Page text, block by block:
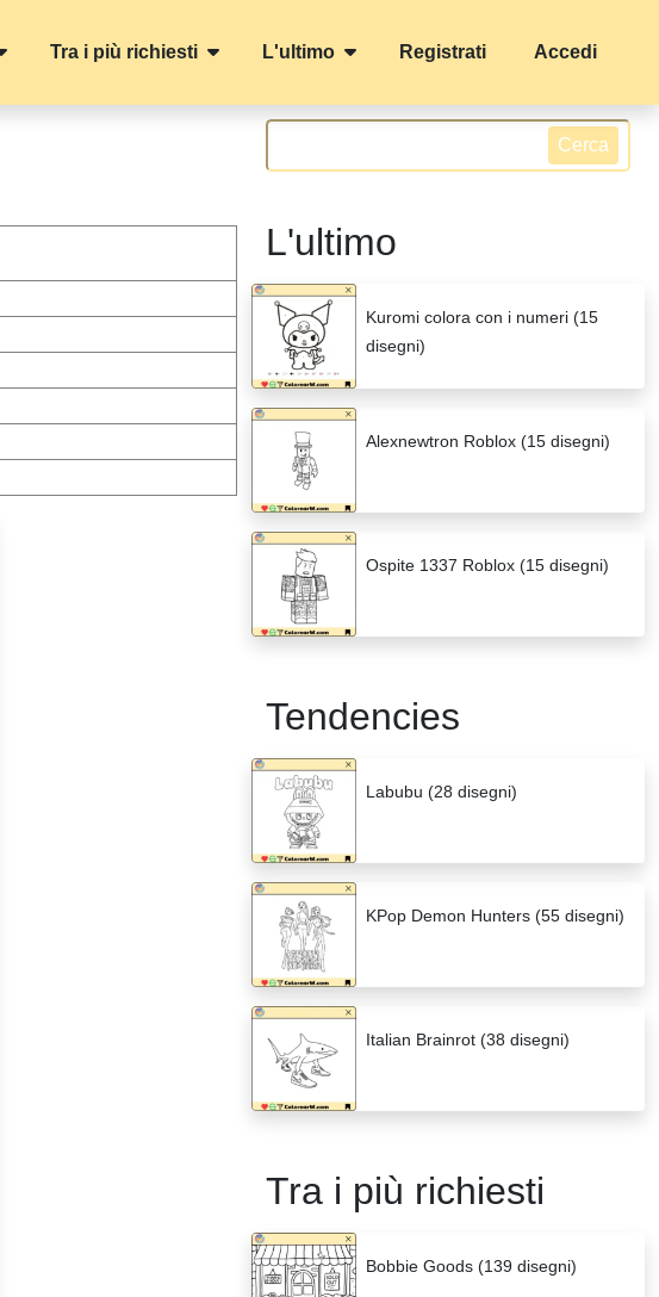
Tra i più richiesti L'ultimo Registrati Accedi
Cerca
L'ultimo
Kuromi colora con i numeri (15
disegni)
Alexnewtron Roblox (15 disegni)
Ospite 1337 Roblox (15 disegni)
Tendencies
Labubu (28 disegni)
KPop Demon Hunters (55 disegni)
Italian Brainrot (38 disegni)
Tra i più richiesti
Bobbie Goods (139 disegni)